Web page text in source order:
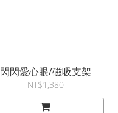
閃閃愛心眼/磁吸支架
NT$1,380